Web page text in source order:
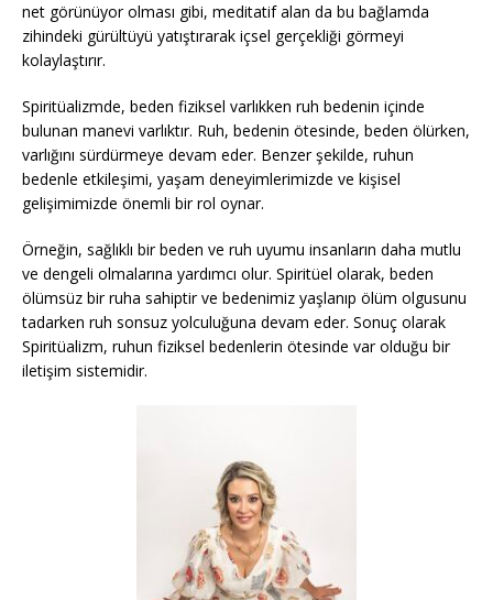
net görünüyor olması gibi, meditatif alan da bu bağlamda
zihindeki gürültüyü yatıştırarak içsel gerçekliği görmeyi
kolaylaştırır.
Spiritüalizmde, beden fiziksel varlıkken ruh bedenin içinde
bulunan manevi varlıktır. Ruh, bedenin ötesinde, beden ölürken,
varlığını sürdürmeye devam eder. Benzer şekilde, ruhun
bedenle etkileşimi, yaşam deneyimlerimizde ve kişisel
gelişimimizde önemli bir rol oynar.
Örneğin, sağlıklı bir beden ve ruh uyumu insanların daha mutlu
ve dengeli olmalarına yardımcı olur. Spiritüel olarak, beden
ölümsüz bir ruha sahiptir ve bedenimiz yaşlanıp ölüm olgusunu
tadarken ruh sonsuz yolculuğuna devam eder. Sonuç olarak
Spiritüalizm, ruhun fiziksel bedenlerin ötesinde var olduğu bir
iletişim sistemidir.